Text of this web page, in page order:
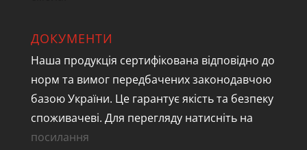
ДОКУМЕНТИ
Наша продукція сертифікована відповідно до
норм та вимог передбачених законодавчою
базою України. Це гарантує якість та безпеку
споживачеві. Для перегляду натисніть на
посилання